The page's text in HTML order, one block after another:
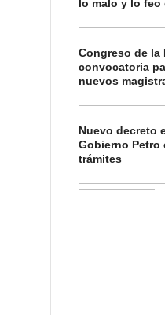
lo malo y lo feo
Congreso de la
convocatoria
nuevos
Nuevo decreto
Gobierno
trámites